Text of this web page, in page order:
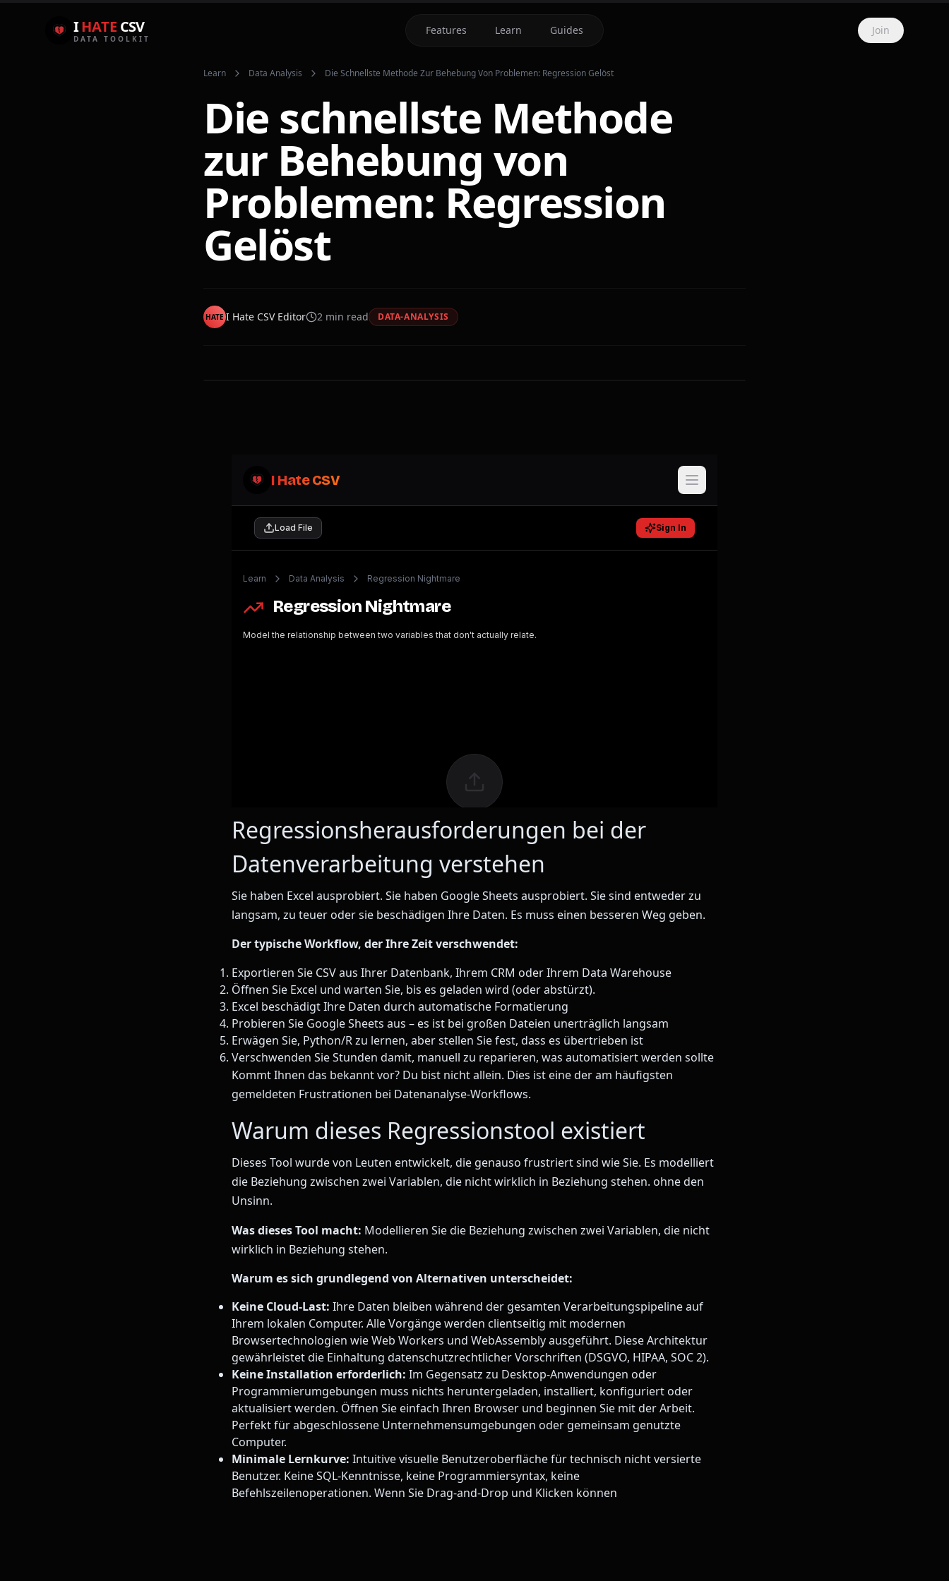
IHATE CSV
DATA TOOLKIT
Features Learn Guides Join
Learn Data Analysis Die Schnellste Methode Zur Behebung Von Problemen: Regression Gelöst
Die schnellste Methode
zur Behebung von
Problemen: Regression
Gelöst
HATE I Hate CSV Editor 2 min read DATA-ANALYSIS
Regressionsherausforderungen bei der
Datenverarbeitung verstehen
Sie haben Excel ausprobiert. Sie haben Google Sheets ausprobiert. Sie sind entweder zu
langsam, zu teuer oder sie beschädigen Ihre Daten. Es muss einen besseren Weg geben.
Der typische Workflow, der Ihre Zeit verschwendet:
Exportieren Sie CSV aus Ihrer Datenbank, Ihrem CRM oder Ihrem Data Warehouse
Öffnen Sie Excel und warten Sie, bis es geladen wird (oder abstürzt).
Excel beschädigt Ihre Daten durch automatische Formatierung
Probieren Sie Google Sheets aus – es ist bei großen Dateien unerträglich langsam
Erwägen Sie, Python/R zu lernen, aber stellen Sie fest, dass es übertrieben ist
Verschwenden Sie Stunden damit, manuell zu reparieren, was automatisiert werden sollte
Kommt Ihnen das bekannt vor? Du bist nicht allein. Dies ist eine der am häufigsten
gemeldeten Frustrationen bei Datenanalyse-Workflows.
Warum dieses Regressionstool existiert
Dieses Tool wurde von Leuten entwickelt, die genauso frustriert sind wie Sie. Es modelliert
die Beziehung zwischen zwei Variablen, die nicht wirklich in Beziehung stehen. ohne den
Unsinn.
Was dieses Tool macht: Modellieren Sie die Beziehung zwischen zwei Variablen, die nicht
wirklich in Beziehung stehen.
Warum es sich grundlegend von Alternativen unterscheidet:
Keine Cloud-Last: Ihre Daten bleiben während der gesamten Verarbeitungspipeline auf
Ihrem lokalen Computer. Alle Vorgänge werden clientseitig mit modernen
Browsertechnologien wie Web Workers und WebAssembly ausgeführt. Diese Architektur
gewährleistet die Einhaltung datenschutzrechtlicher Vorschriften (DSGVO, HIPAA, SOC 2).
Keine Installation erforderlich: Im Gegensatz zu Desktop-Anwendungen oder
Programmierumgebungen muss nichts heruntergeladen, installiert, konfiguriert oder
aktualisiert werden. Öffnen Sie einfach Ihren Browser und beginnen Sie mit der Arbeit.
Perfekt für abgeschlossene Unternehmensumgebungen oder gemeinsam genutzte
Computer.
Minimale Lernkurve: Intuitive visuelle Benutzeroberfläche für technisch nicht versierte
Benutzer. Keine SQL-Kenntnisse, keine Programmiersyntax, keine
Befehlszeilenoperationen. Wenn Sie Drag-and-Drop und Klicken können